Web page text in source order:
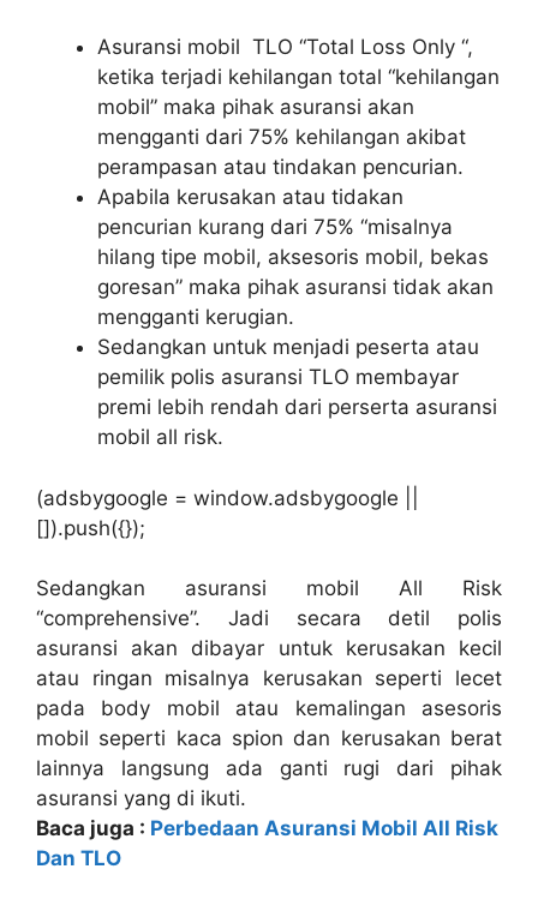
Asuransi mobil TLO “Total Loss Only “,
ketika terjadi kehilangan total “kehilangan
mobil” maka pihak asuransi akan
mengganti dari 75% kehilangan akibat
perampasan atau tindakan pencurian.
Apabila kerusakan atau tidakan
pencurian kurang dari 75% “misalnya
hilang tipe mobil, aksesoris mobil, bekas
goresan” maka pihak asuransi tidak akan
mengganti kerugian.
Sedangkan untuk menjadi peserta atau
pemilik polis asuransi TLO membayar
premi lebih rendah dari perserta asuransi
mobil all risk.
(adsbygoogle = window.adsbygoogle ||
[]).push({});
Sedangkan asuransi mobil All Risk
“comprehensive”. Jadi secara detil polis
asuransi akan dibayar untuk kerusakan kecil
atau ringan misalnya kerusakan seperti lecet
pada body mobil atau kemalingan asesoris
mobil seperti kaca spion dan kerusakan berat
lainnya langsung ada ganti rugi dari pihak
asuransi yang di ikuti.
Baca juga : Perbedaan Asuransi Mobil All Risk
Dan TLO